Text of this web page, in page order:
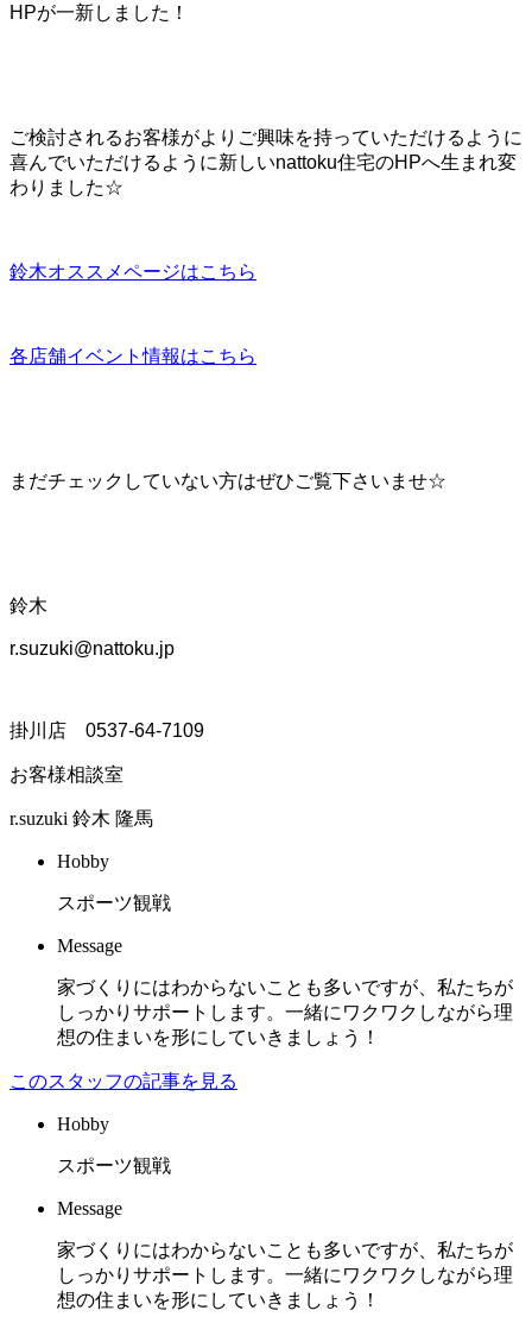
HPが一新しました！
ご検討されるお客様がよりご興味を持っていただけるように
喜んでいただけるように新しいnattoku住宅のHPへ生まれ変
わりました☆
鈴木オススメページはこちら
各店舗イベント情報はこちら
まだチェックしていない方はぜひご覧下さいませ☆
鈴木
r.suzuki@nattoku.jp
掛川店 0537-64-7109
お客様相談室
r.suzuki 鈴木 隆馬
Hobby
スポーツ観戦
Message
家づくりにはわからないことも多いですが、私たちが
しっかりサポートします。一緒にワクワクしながら理
想の住まいを形にしていきましょう！
このスタッフの記事を見る
Hobby
スポーツ観戦
Message
家づくりにはわからないことも多いですが、私たちが
しっかりサポートします。一緒にワクワクしながら理
想の住まいを形にしていきましょう！